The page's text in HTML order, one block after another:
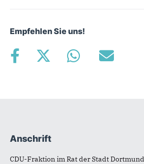
Empfehlen Sie uns!
Fußbereich
Anschrift
CDU-Fraktion im Rat der Stadt Dortmund